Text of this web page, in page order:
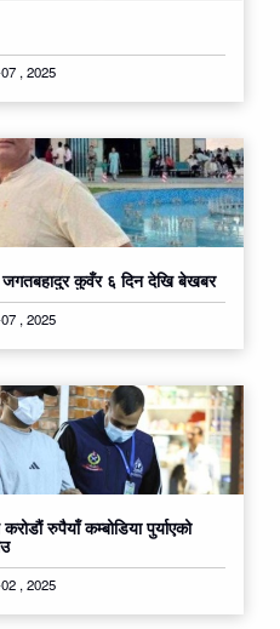
, 2025
कुवँर ६ दिन देखि बेख​ब​र
, 2025
रुपैयाँ कम्बोडिया पुर्याएको
, 2025